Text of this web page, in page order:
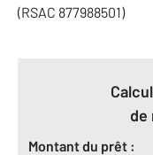
(RSAC 877988501)
de
Montant du prêt :